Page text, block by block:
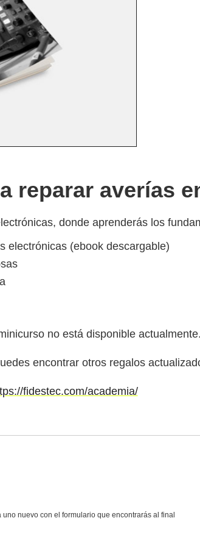
reparar averías
donde aprenderás los
electrónicas (ebook descargable)
no está disponible actualmente.
encontrar otros regalos
fidestec.com/academia/